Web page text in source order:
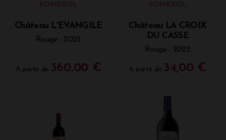
POMEROL
Château L'EVANGILE
Rouge - 2022
A partir de 360,00 €
POMEROL
Château LA CROIX
DU CASSE
Rouge - 2022
A partir de 34,00 €